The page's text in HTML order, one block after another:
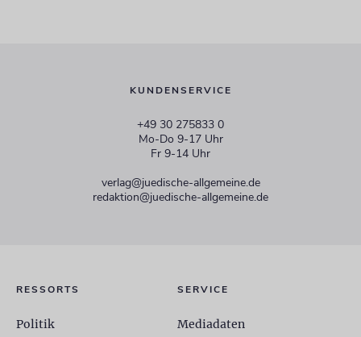
KUNDENSERVICE
+49 30 275833 0
Mo-Do 9-17 Uhr
Fr 9-14 Uhr
verlag@juedische-allgemeine.de
redaktion@juedische-allgemeine.de
RESSORTS
Politik
SERVICE
Mediadaten